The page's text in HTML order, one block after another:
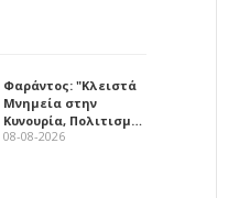
Φαράντος: "Κλειστά
Μνημεία στην
Κυνουρία, Πολιτισμ…
08-08-2026